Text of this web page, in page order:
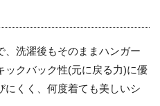
、洗濯後もそのままハンガー
ックバック性(元に戻る力)に優
にくく、何度着ても美しいシ